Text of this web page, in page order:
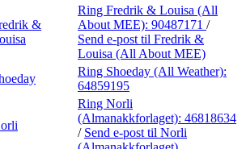
&
Ring Fredrik & Louisa (All
About MEE): 90487171 /
Send e-post til Fredrik &
Louisa (All About MEE)
Ring Shoeday (All Weather):
64859195
Ring Norli
(Almanakkforlaget): 46818634
/ Send e-post til Norli